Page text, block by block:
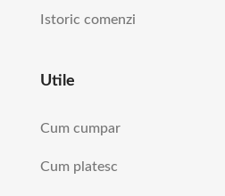
Istoric comenzi
Utile
Cum cumpar
Cum platesc